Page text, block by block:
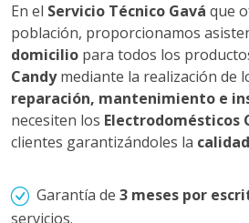
En el Servicio Técnico Gavá que
población, proporcionamos
domicilio para todos los
Candymediante la realización de
reparación, mantenimiento e
necesiten los Electrodomésticos
clientes garantizándoles la
Garantía de 3 meses por
servicios.